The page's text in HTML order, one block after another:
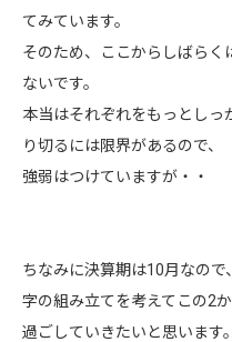
てみています。
そのため、ここからしばら
ないです。
本当はそれぞれをもっとしっ
り切るには限界があるので、
強弱はつけていますが・・
ちなみに決算期は10月なの
字の組み立てを考えてこの2
過ごしていきたいと思います。